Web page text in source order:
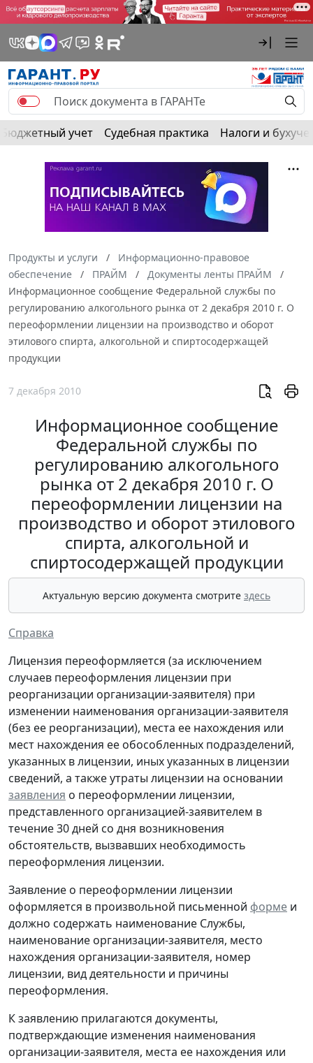
Бюджетный учет Судебная практика Налоги и
Продукты и услуги
Информационно-правовое
обеспечение
ПРАЙМ
Документы ленты ПРАЙМ
Информационное сообщение Федеральной службы по
регулированию алкогольного рынка от 2 декабря 2010 г. О
переоформлении лицензии на производство и оборот
этилового спирта, алкогольной и спиртосодержащей
продукции
7 декабря 2010
Информационное сообщение
Федеральной службы по
регулированию алкогольного
рынка от 2 декабря 2010 г. О
переоформлении лицензии на
производство и оборот этилового
спирта, алкогольной и
спиртосодержащей продукции
Актуальную версию документа смотрите здесь
Справка
Лицензия переоформляется (за исключением
случаев переоформления лицензии при
реорганизации организации-заявителя) при
изменении наименования организации-заявителя
(без ее реорганизации), места ее нахождения или
мест нахождения ее обособленных подразделений,
указанных в лицензии, иных указанных в лицензии
сведений, а также утраты лицензии на основании
заявления о переоформлении лицензии,
представленного организацией-заявителем в
течение 30 дней со дня возникновения
обстоятельств, вызвавших необходимость
переоформления лицензии.
Заявление о переоформлении лицензии
оформляется в произвольной письменной форме и
должно содержать наименование Службы,
наименование организации-заявителя, место
нахождения организации-заявителя, номер
лицензии, вид деятельности и причины
переоформления.
К заявлению прилагаются документы,
подтверждающие изменения наименования
организации-заявителя, места ее нахождения или